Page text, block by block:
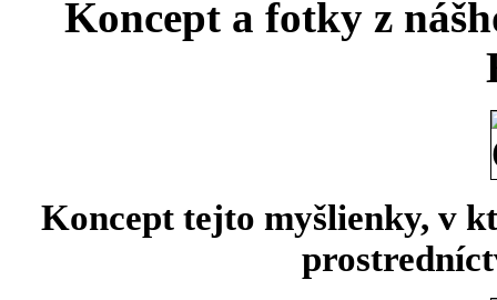
Koncept a fotky z
Koncept tejto myšlienky, v